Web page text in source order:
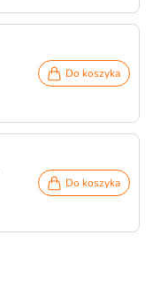
Do koszyka
Do koszyka